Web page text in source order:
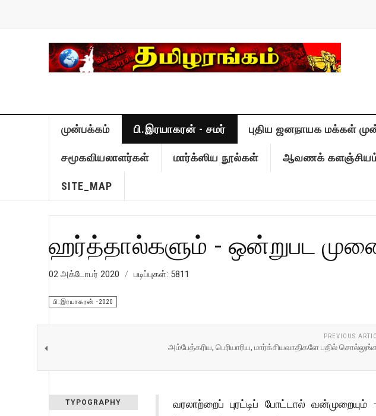
முன்பக்கம் பி.இரயாகரன் - சமர் புதிய ஜனநாயக மக்கள்
சமூகவியலாளர்கள் மார்க்ஸிய நூல்கள் ஆவணக்
SITE_MAP
ஹர்த்தால்களும் - ஒன்றுபட
02 அக்டோபர் 2020 படிப்புகள்: 5811
பி.இரயாகரன் -2020
PREVIOUS
அம்பேத்கரிய, பெரியாரிய, மார்க்சியவாதிகளே பதில்
TYPOGRAPHY
வரலாற்றைப் புரட்டிப் போட்டால்